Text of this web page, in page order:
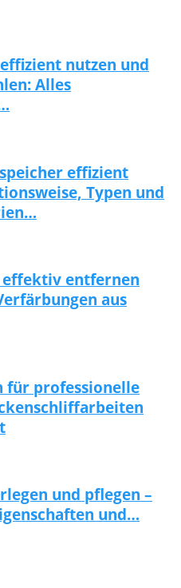
nutzen und
Alles
effizient
Typen und
effektiv entfernen
aus
für professionelle
und pflegen –
und…